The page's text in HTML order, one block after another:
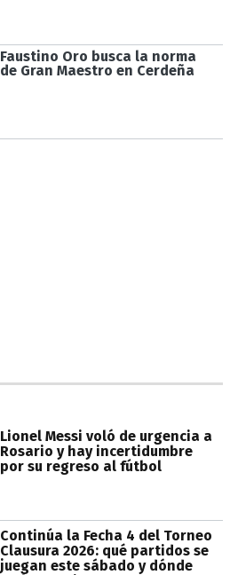
Faustino Oro busca la norma
de Gran Maestro en Cerdeña
Lionel Messi voló de urgencia a
Rosario y hay incertidumbre
por su regreso al fútbol
Continúa la Fecha 4 del Torneo
Clausura 2026: qué partidos se
juegan este sábado y dónde